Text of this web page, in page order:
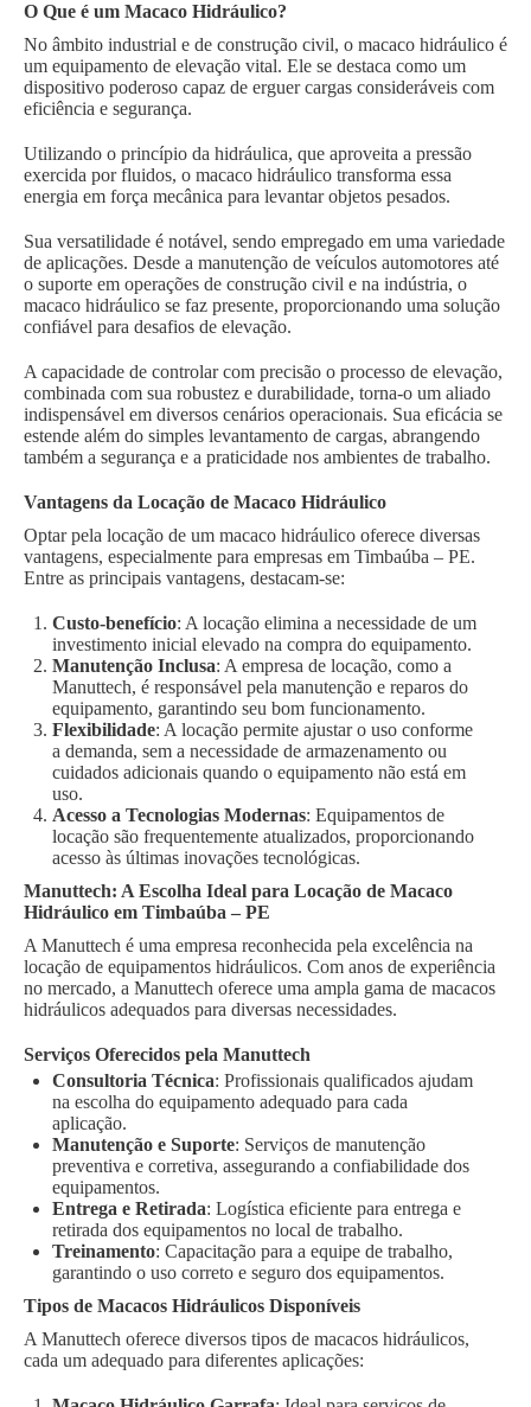
O Que é um Macaco Hidráulico?
No âmbito industrial e de construção civil, o macaco hidráulico é
um equipamento de elevação vital. Ele se destaca como um
dispositivo poderoso capaz de erguer cargas consideráveis com
eficiência e segurança.
Utilizando o princípio da hidráulica, que aproveita a pressão
exercida por fluidos, o macaco hidráulico transforma essa
energia em força mecânica para levantar objetos pesados.
Sua versatilidade é notável, sendo empregado em uma variedade
de aplicações. Desde a manutenção de veículos automotores até
o suporte em operações de construção civil e na indústria, o
macaco hidráulico se faz presente, proporcionando uma solução
confiável para desafios de elevação.
A capacidade de controlar com precisão o processo de elevação,
combinada com sua robustez e durabilidade, torna-o um aliado
indispensável em diversos cenários operacionais. Sua eficácia se
estende além do simples levantamento de cargas, abrangendo
também a segurança e a praticidade nos ambientes de trabalho.
Vantagens da Locação de Macaco Hidráulico
Optar pela locação de um macaco hidráulico oferece diversas
vantagens, especialmente para empresas em Timbaúba – PE.
Entre as principais vantagens, destacam-se:
Custo-benefício: A locação elimina a necessidade de um
investimento inicial elevado na compra do equipamento.
Manutenção Inclusa: A empresa de locação, como a
Manuttech, é responsável pela manutenção e reparos do
equipamento, garantindo seu bom funcionamento.
Flexibilidade: A locação permite ajustar o uso conforme
a demanda, sem a necessidade de armazenamento ou
cuidados adicionais quando o equipamento não está em
uso.
Acesso a Tecnologias Modernas: Equipamentos de
locação são frequentemente atualizados, proporcionando
acesso às últimas inovações tecnológicas.
Manuttech: A Escolha Ideal para Locação de Macaco
Hidráulico em Timbaúba – PE
A Manuttech é uma empresa reconhecida pela excelência na
locação de equipamentos hidráulicos. Com anos de experiência
no mercado, a Manuttech oferece uma ampla gama de macacos
hidráulicos adequados para diversas necessidades.
Serviços Oferecidos pela Manuttech
Consultoria Técnica: Profissionais qualificados ajudam
na escolha do equipamento adequado para cada
aplicação.
Manutenção e Suporte: Serviços de manutenção
preventiva e corretiva, assegurando a confiabilidade dos
equipamentos.
Entrega e Retirada: Logística eficiente para entrega e
retirada dos equipamentos no local de trabalho.
Treinamento: Capacitação para a equipe de trabalho,
garantindo o uso correto e seguro dos equipamentos.
Tipos de Macacos Hidráulicos Disponíveis
A Manuttech oferece diversos tipos de macacos hidráulicos,
cada um adequado para diferentes aplicações: